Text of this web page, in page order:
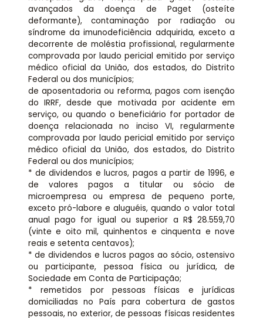
avançados da doença de Paget (osteíte
deformante), contaminação por radiação ou
síndrome da imunodeficiência adquirida, exceto a
decorrente de moléstia profissional, regularmente
comprovada por laudo pericial emitido por serviço
médico oficial da União, dos estados, do Distrito
Federal ou dos municípios;
de aposentadoria ou reforma, pagos com isenção
do IRRF, desde que motivada por acidente em
serviço, ou quando o beneficiário for portador de
doença relacionada no inciso VI, regularmente
comprovada por laudo pericial emitido por serviço
médico oficial da União, dos estados, do Distrito
Federal ou dos municípios;
* de dividendos e lucros, pagos a partir de 1996, e
de valores pagos a titular ou sócio de
microempresa ou empresa de pequeno porte,
exceto pró-labore e aluguéis, quando o valor total
anual pago for igual ou superior a R$ 28.559,70
(vinte e oito mil, quinhentos e cinquenta e nove
reais e setenta centavos);
* de dividendos e lucros pagos ao sócio, ostensivo
ou participante, pessoa física ou jurídica, de
Sociedade em Conta de Participação;
* remetidos por pessoas físicas e jurídicas
domiciliadas no País para cobertura de gastos
pessoais, no exterior, de pessoas físicas residentes